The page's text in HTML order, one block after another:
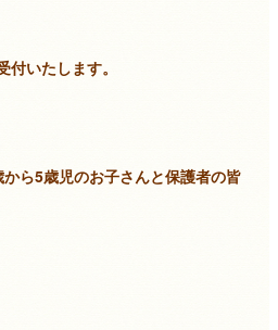
いたします。
ら5歳児のお子さんと保護者の皆